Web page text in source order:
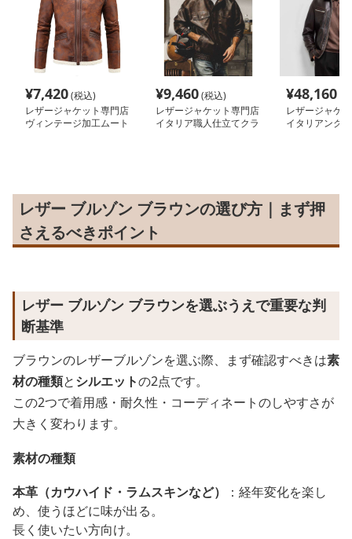
¥7,420(税込)
レザージャケット専門店
ヴィンテージ加工ムート
¥9,460(税込)
レザージャケット専門店
イタリア職人仕立てクラ
¥48,160
レザージャケ
イタリアンク
レザー ブルゾン ブラウンの選び方｜まず押
さえるべきポイント
レザー ブルゾン ブラウンを選ぶうえで重要な判
断基準
ブラウンのレザーブルゾンを選ぶ際、まず確認すべきは素
材の種類とシルエットの2点です。
この2つで着用感・耐久性・コーディネートのしやすさが
大きく変わります。
素材の種類
本革（カウハイド・ラムスキンなど）
：経年変化を楽し
め、使うほどに味が出る。
長く使いたい方向け。